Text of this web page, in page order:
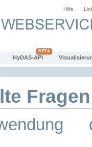
Hilfe
HyDAS-API